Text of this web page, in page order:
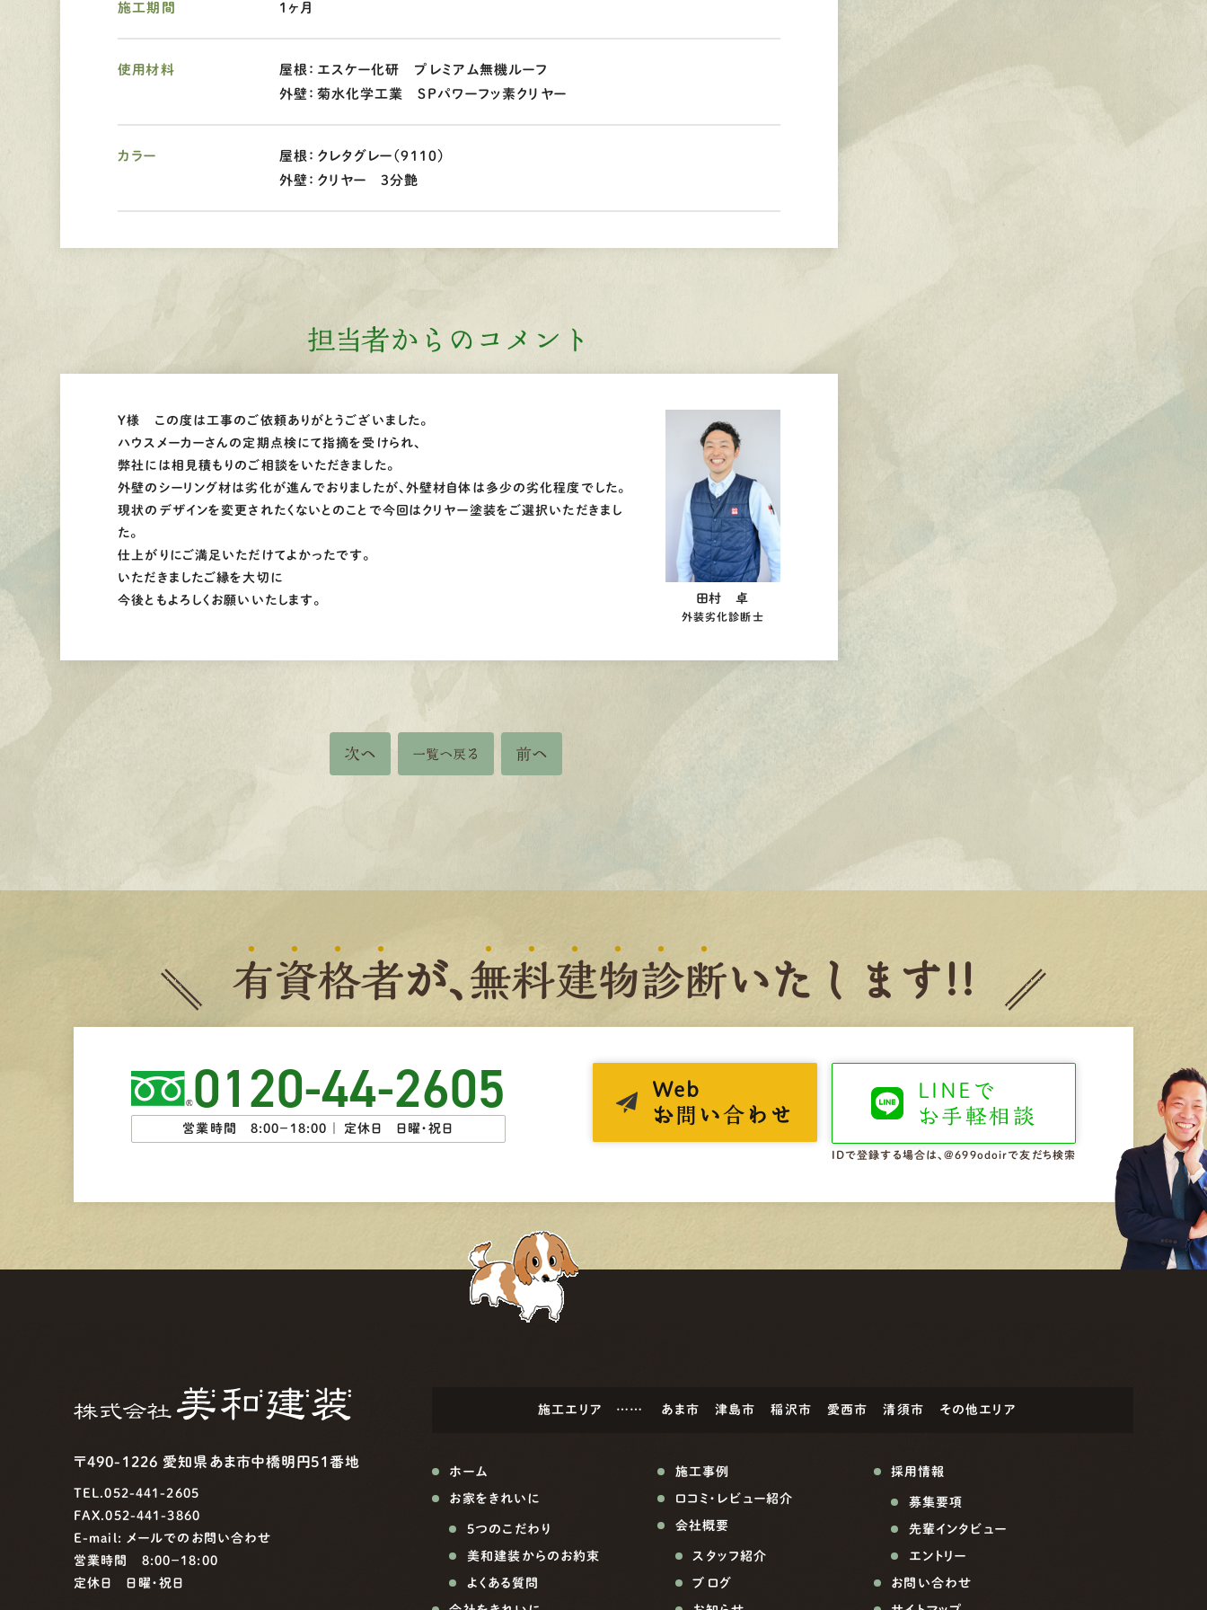
施工期間 1ヶ月
使用材料
屋根：エスケー化研 プレミアム無機ルーフ
外壁：菊水化学工業 SPパワーフッ素クリヤー
カラー
屋根：クレタグレー（9110）
外壁：クリヤー 3分艶
担当者からのコメント
Y様 この度は工事のご依頼ありがとうございました。
ハウスメーカーさんの定期点検にて指摘を受けられ、
弊社には相見積もりのご相談をいただきました。
外壁のシーリング材は劣化が進んでおりましたが、外壁材自体は多少の劣化程度でした。
現状のデザインを変更されたくないとのことで今回はクリヤー塗装をご選択いただきまし
た。
仕上がりにご満足いただけてよかったです。
いただきましたご縁を大切に
今後ともよろしくお願いいたします。
田村 卓
外装劣化診断士
次へ 一覧へ戻る 前へ
有資格者が、 無料建物診断いたします!!
0120-44-2605
営業時間 8:00−18:00 ｜ 定休日 日曜・祝日
Web
お問い合わせ
LINEで
お手軽相談
IDで登録する場合は、@699odoirで友だち検索
〒490-1226 愛知県あま市中橋明円51番地
TEL.052-441-2605
FAX.052-441-3860
E-mail: メールでのお問い合わせ
営業時間 8:00−18:00
定休日 日曜・祝日
施工エリア …… あま市 津島市 稲沢市 愛西市 清須市 その他エリア
ホーム
お家をきれいに
5つのこだわり
美和建装からのお約束
よくある質問
施工事例
口コミ・レビュー紹介
会社概要
スタッフ紹介
ブログ
採用情報
募集要項
先輩インタビュー
エントリー
お問い合わせ